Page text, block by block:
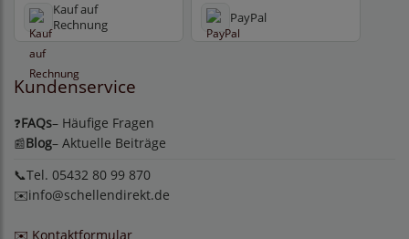
Kauf auf
Rechnung
PayPal
Kundenservice
❓FAQs– Häufige Fragen
📰Blog– Aktuelle Beiträge
📞Tel. 05432 80 99 870
✉️info@schellendirekt.de
✉️ Kontaktformular